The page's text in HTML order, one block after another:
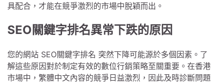
具配合，才能在競爭激烈的市場中脫穎而出。
SEO關鍵字排名異常下跌的原因
您的網站 SEO關鍵字排名 突然下降可能源於多個因素。了
解這些原因對於制定有效的數位行銷策略至關重要。在香港
市場中，繁體中文內容的競爭日益激烈，因此及時診斷問題